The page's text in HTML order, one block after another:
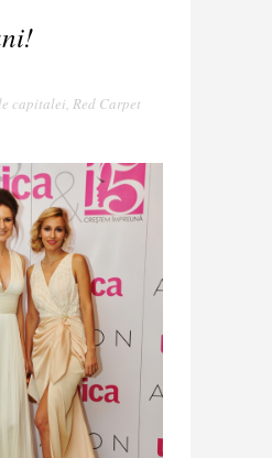
capitalei, Red Carpet